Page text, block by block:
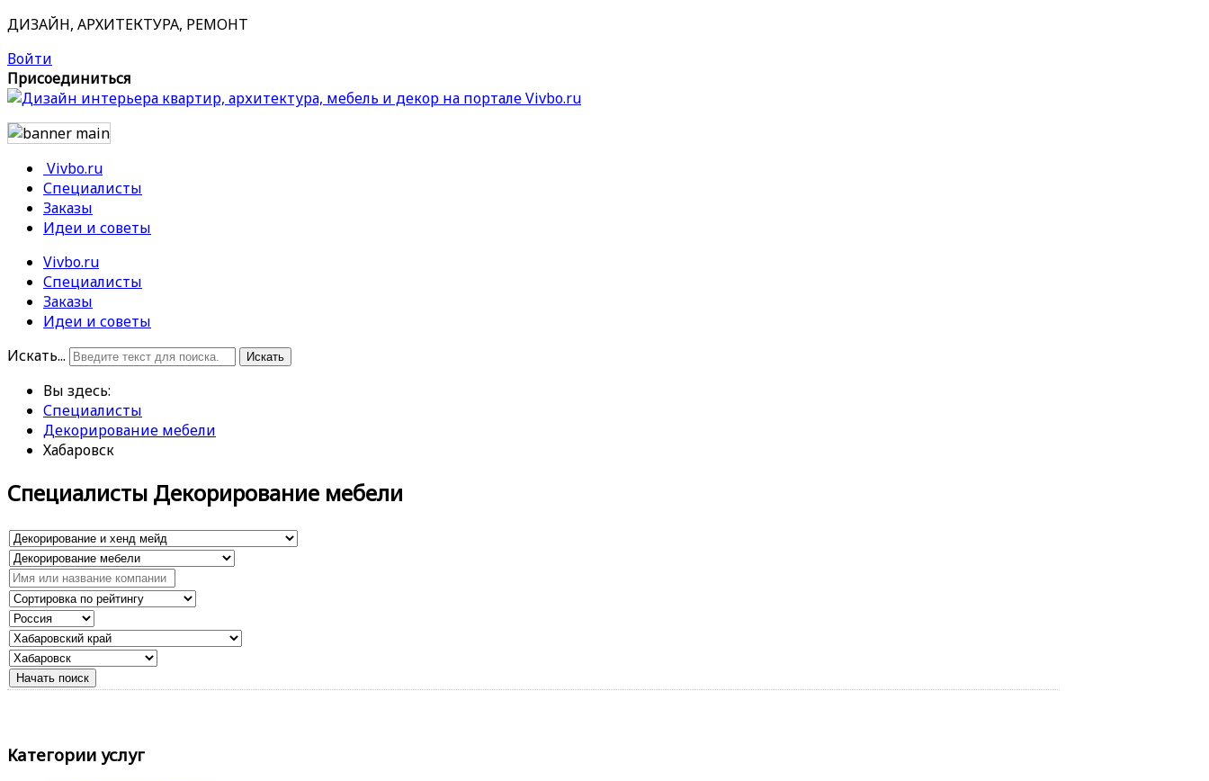
ДИЗАЙН, АРХИТЕКТУРА, РЕМОНТ
Войти
Присоединиться
Vivbo.ru
Специалисты
Заказы
Идеи и советы
Vivbo.ru
Специалисты
Заказы
Идеи и советы
Искать...
Искать
Вы здесь:
Специалисты
Декорирование мебели
Хабаровск
Специалисты Декорирование мебели
Категории услуг